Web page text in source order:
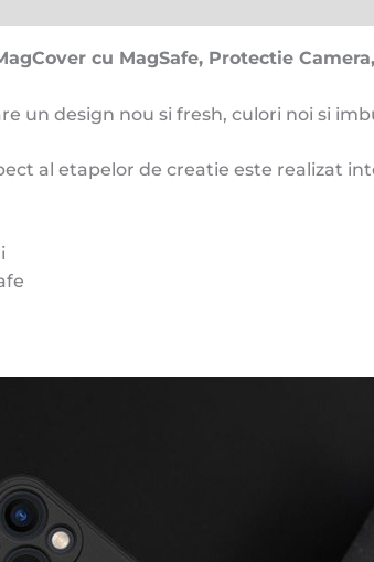
cu MagSafe, Protectie
un design nou si fresh, culori noi si
al etapelor de creatie este realizat